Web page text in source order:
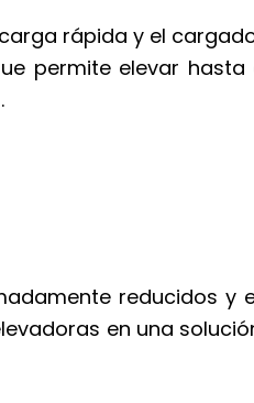
rápida y el
permite elevar hasta
reducidos y
en una